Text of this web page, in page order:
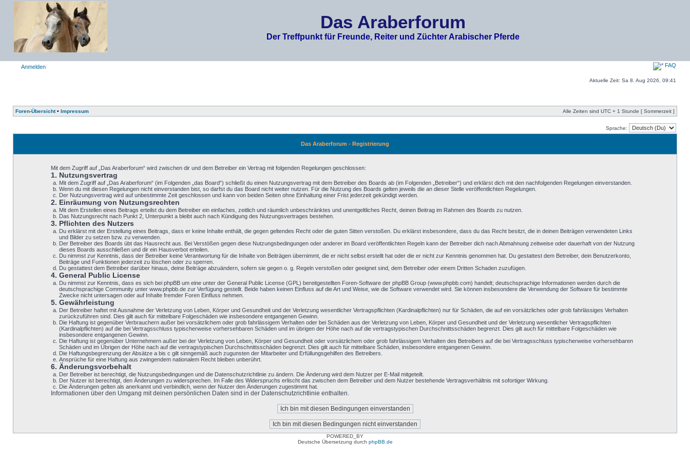
Das Araberforum
Der Treffpunkt für Freunde, Reiter und Züchter Arabischer Pferde
Anmelden FAQ
Aktuelle Zeit: Sa 8. Aug 2026, 09:41
Foren-Übersicht• Impressum Alle Zeiten sind UTC + 1 Stunde [ Sommerzeit ]
Sprache:
Das Araberforum - Registrierung
Mit dem Zugriff auf „Das Araberforum“ wird zwischen dir und dem Betreiber ein Vertrag mit folgenden Regelungen geschlossen:
1. Nutzungsvertrag
Mit dem Zugriff auf „Das Araberforum“ (im Folgenden „das Board“) schließt du einen Nutzungsvertrag mit dem Betreiber des Boards ab (im Folgenden „Betreiber“) und erklärst dich mit den nachfolgenden Regelungen einverstanden.
Wenn du mit diesen Regelungen nicht einverstanden bist, so darfst du das Board nicht weiter nutzen. Für die Nutzung des Boards gelten jeweils die an dieser Stelle veröffentlichten Regelungen.
Der Nutzungsvertrag wird auf unbestimmte Zeit geschlossen und kann von beiden Seiten ohne Einhaltung einer Frist jederzeit gekündigt werden.
2. Einräumung von Nutzungsrechten
Mit dem Erstellen eines Beitrags erteilst du dem Betreiber ein einfaches, zeitlich und räumlich unbeschränktes und unentgeltliches Recht, deinen Beitrag im Rahmen des Boards zu nutzen.
Das Nutzungsrecht nach Punkt 2, Unterpunkt a bleibt auch nach Kündigung des Nutzungsvertrages bestehen.
3. Pflichten des Nutzers
Du erklärst mit der Erstellung eines Beitrags, dass er keine Inhalte enthält, die gegen geltendes Recht oder die guten Sitten verstoßen. Du erklärst insbesondere, dass du das Recht besitzt, die in deinen Beiträgen verwendeten Links
und Bilder zu setzen bzw. zu verwenden.
Der Betreiber des Boards übt das Hausrecht aus. Bei Verstößen gegen diese Nutzungsbedingungen oder anderer im Board veröffentlichten Regeln kann der Betreiber dich nach Abmahnung zeitweise oder dauerhaft von der Nutzung
dieses Boards ausschließen und dir ein Hausverbot erteilen.
Du nimmst zur Kenntnis, dass der Betreiber keine Verantwortung für die Inhalte von Beiträgen übernimmt, die er nicht selbst erstellt hat oder die er nicht zur Kenntnis genommen hat. Du gestattest dem Betreiber, dein Benutzerkonto,
Beiträge und Funktionen jederzeit zu löschen oder zu sperren.
Du gestattest dem Betreiber darüber hinaus, deine Beiträge abzuändern, sofern sie gegen o. g. Regeln verstoßen oder geeignet sind, dem Betreiber oder einem Dritten Schaden zuzufügen.
4. General Public License
Du nimmst zur Kenntnis, dass es sich bei phpBB um eine unter der General Public License (GPL) bereitgestellten Foren-Software der phpBB Group (www.phpbb.com) handelt; deutschsprachige Informationen werden durch die
deutschsprachige Community unter www.phpbb.de zur Verfügung gestellt. Beide haben keinen Einfluss auf die Art und Weise, wie die Software verwendet wird. Sie können insbesondere die Verwendung der Software für bestimmte
Zwecke nicht untersagen oder auf Inhalte fremder Foren Einfluss nehmen.
5. Gewährleistung
Der Betreiber haftet mit Ausnahme der Verletzung von Leben, Körper und Gesundheit und der Verletzung wesentlicher Vertragspflichten (Kardinalpflichten) nur für Schäden, die auf ein vorsätzliches oder grob fahrlässiges Verhalten
zurückzuführen sind. Dies gilt auch für mittelbare Folgeschäden wie insbesondere entgangenen Gewinn.
Die Haftung ist gegenüber Verbrauchern außer bei vorsätzlichem oder grob fahrlässigem Verhalten oder bei Schäden aus der Verletzung von Leben, Körper und Gesundheit und der Verletzung wesentlicher Vertragspflichten
(Kardinalpflichten) auf die bei Vertragsschluss typischerweise vorhersehbaren Schäden und im übrigen der Höhe nach auf die vertragstypischen Durchschnittsschäden begrenzt. Dies gilt auch für mittelbare Folgeschäden wie
insbesondere entgangenen Gewinn.
Die Haftung ist gegenüber Unternehmern außer bei der Verletzung von Leben, Körper und Gesundheit oder vorsätzlichem oder grob fahrlässigem Verhalten des Betreibers auf die bei Vertragsschluss typischerweise vorhersehbaren
Schäden und im Übrigen der Höhe nach auf die vertragstypischen Durchschnittsschäden begrenzt. Dies gilt auch für mittelbare Schäden, insbesondere entgangenen Gewinn.
Die Haftungsbegrenzung der Absätze a bis c gilt sinngemäß auch zugunsten der Mitarbeiter und Erfüllungsgehilfen des Betreibers.
Ansprüche für eine Haftung aus zwingendem nationalem Recht bleiben unberührt.
6. Änderungsvorbehalt
Der Betreiber ist berechtigt, die Nutzungsbedingungen und die Datenschutzrichtlinie zu ändern. Die Änderung wird dem Nutzer per E-Mail mitgeteilt.
Der Nutzer ist berechtigt, den Änderungen zu widersprechen. Im Falle des Widerspruchs erlischt das zwischen dem Betreiber und dem Nutzer bestehende Vertragsverhältnis mit sofortiger Wirkung.
Die Änderungen gelten als anerkannt und verbindlich, wenn der Nutzer den Änderungen zugestimmt hat.
Informationen über den Umgang mit deinen persönlichen Daten sind in der Datenschutzrichtlinie enthalten.
POWERED_BY
Deutsche Übersetzung durch phpBB.de